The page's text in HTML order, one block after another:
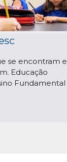
se encontram e
Educação
Fundamental